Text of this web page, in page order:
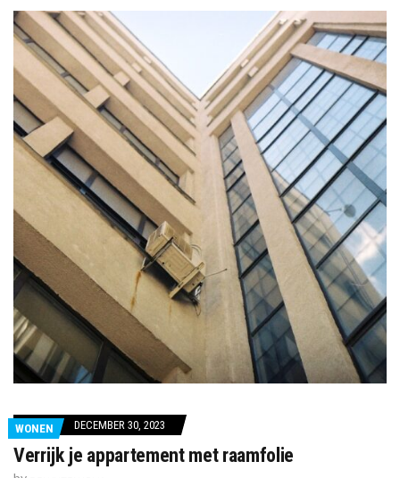
WONEN DECEMBER 30, 2023
Verrijk je appartement met raamfolie